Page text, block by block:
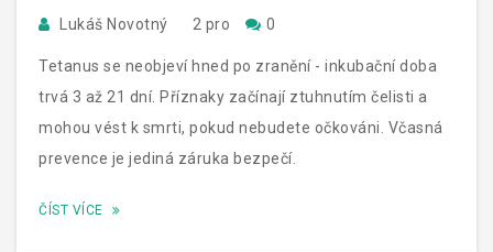
Lukáš Novotný 2 pro 0
Tetanus se neobjeví hned po zranění - inkubační doba
trvá 3 až 21 dní. Příznaky začínají ztuhnutím čelisti a
mohou vést k smrti, pokud nebudete očkováni. Včasná
prevence je jediná záruka bezpečí.
ČÍST VÍCE